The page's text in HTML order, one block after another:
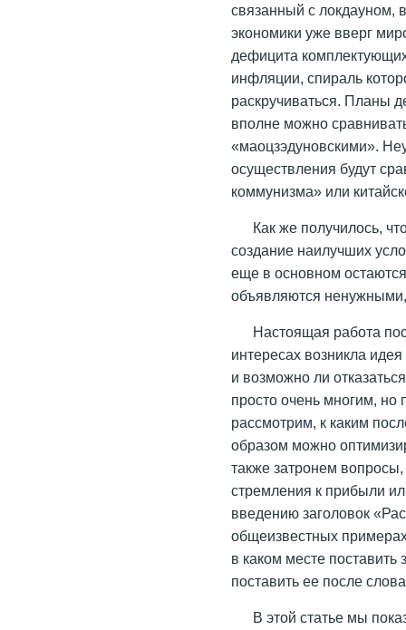
связанный с локдауном,
экономики уже вверг
дефицита
инфляции, спираль
раскручиваться. Планы
вполне можно
«маоцзэдуновскими».
осуществления будут
коммунизма» или
Как же получилось,
создание наилучших
еще в основном
объявляются
Настоящая работа
интересах возникла
и возможно ли
просто очень многим,
рассмотрим, к каким
образом можно
также затронем
стремления к прибыли
введению заголовок
общеизвестных
в каком месте
поставить ее после
В этой статье мы